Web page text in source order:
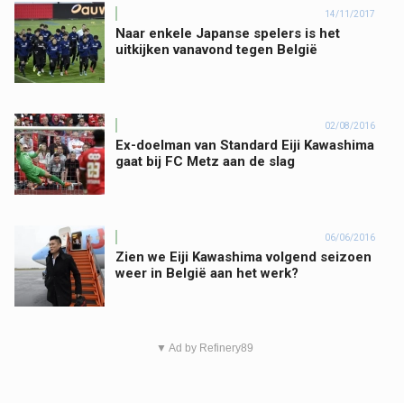
14/11/2017
Naar enkele Japanse spelers is het
uitkijken vanavond tegen België
02/08/2016
Ex-doelman van Standard Eiji Kawashima
gaat bij FC Metz aan de slag
06/06/2016
Zien we Eiji Kawashima volgend seizoen
weer in België aan het werk?
▼ Ad by Refinery89